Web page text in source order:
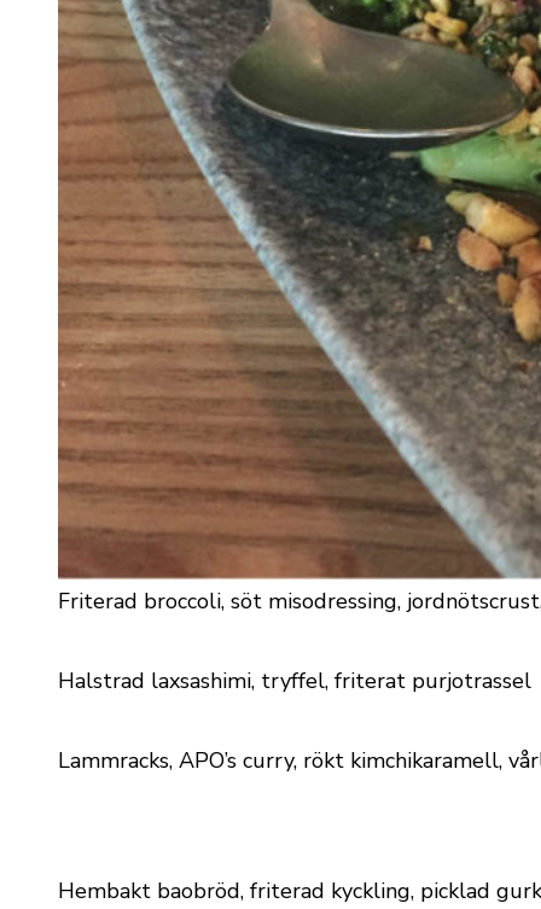
Friterad broccoli, söt misodressing,
Halstrad laxsashimi, tryffel, friterat purjotrassel
Lammracks, APO’s curry, rökt kimchikaramell,
Hembakt baobröd, friterad kyckling, picklad